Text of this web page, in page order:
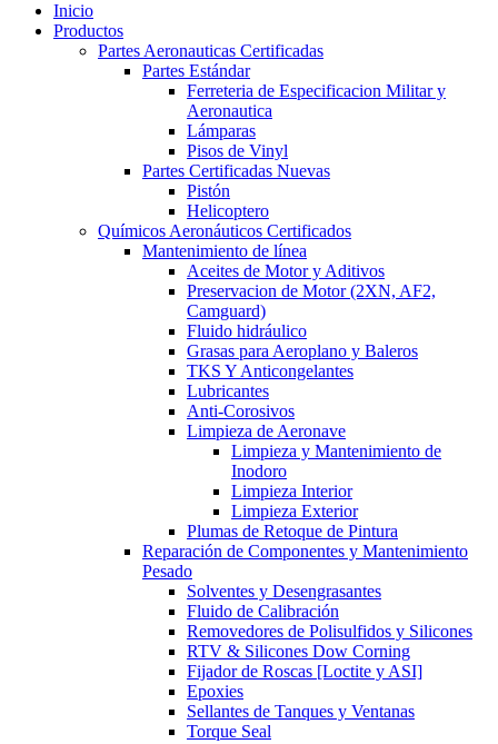
Inicio
Productos
Partes Aeronauticas Certificadas
Partes Estándar
Ferreteria de Especificacion Militar y
Aeronautica
Lámparas
Pisos de Vinyl
Partes Certificadas Nuevas
Pistón
Helicoptero
Químicos Aeronáuticos Certificados
Mantenimiento de línea
Aceites de Motor y Aditivos
Preservacion de Motor (2XN, AF2,
Camguard)
Fluido hidráulico
Grasas para Aeroplano y Baleros
TKS Y Anticongelantes
Lubricantes
Anti-Corosivos
Limpieza de Aeronave
Limpieza y Mantenimiento de
Inodoro
Limpieza Interior
Limpieza Exterior
Plumas de Retoque de Pintura
Reparación de Componentes y Mantenimiento
Pesado
Solventes y Desengrasantes
Fluido de Calibración
Removedores de Polisulfidos y Silicones
RTV & Silicones Dow Corning
Fijador de Roscas [Loctite y ASI]
Epoxies
Sellantes de Tanques y Ventanas
Torque Seal